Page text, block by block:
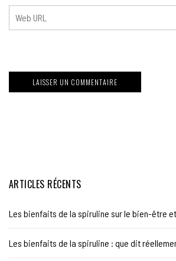
ARTICLES RÉCENTS
Les bienfaits de la spiruline sur le bien-être
Les bienfaits de la spiruline : que dit